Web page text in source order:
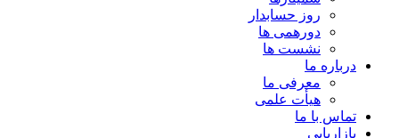
روز حسابدار
دورهمی ها
نشست ها
درباره ما
معرفی ما
هیأت علمی
تماس با ما
بازاریابی